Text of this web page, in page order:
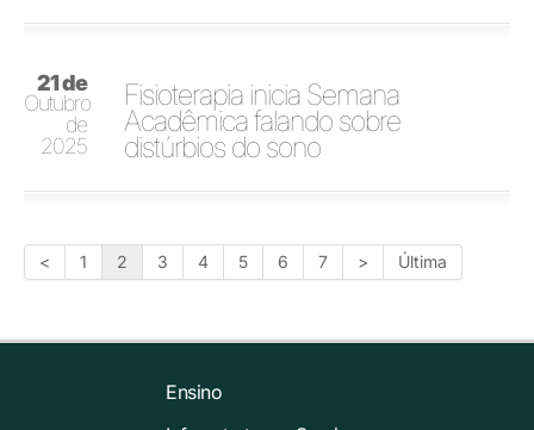
21 de
Outubro
de
2025
Fisioterapia inicia Semana
Acadêmica falando sobre
distúrbios do sono
< 1 2 3 4 5 6 7 > Última
Ensino